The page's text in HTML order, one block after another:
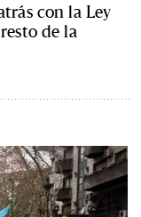
con la Ley
de la